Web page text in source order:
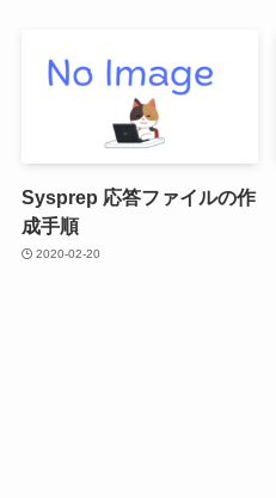
Sysprep 応答ファイルの作
成手順
2020-02-20